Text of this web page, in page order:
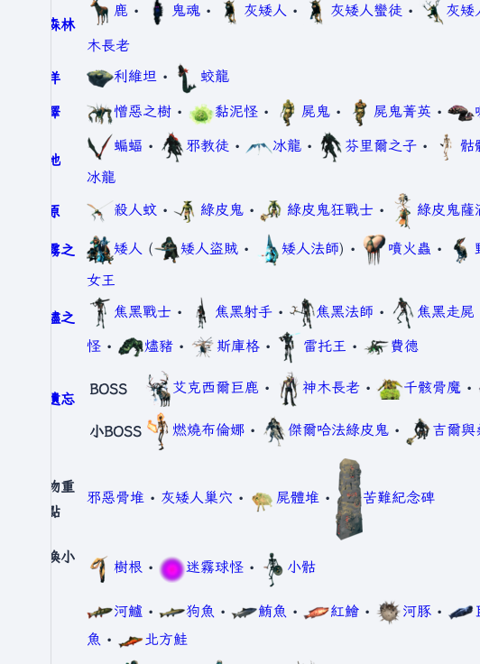
黑森林
鹿 • 鬼魂 • 灰矮人 • 灰矮人蠻徒 • 灰矮
木長老
海洋
利維坦 • 蛟龍
沼澤 憎惡之樹 • 黏泥怪 • 屍鬼 • 屍鬼菁英 •
山地
蝙蝠 • 邪教徒 • 冰龍 • 芬里爾之子 • 骷
冰龍
平原 殺人蚊 • 綠皮鬼 • 綠皮鬼狂戰士 • 綠皮鬼薩
迷霧之
矮人 ( 矮人盜賊 • 矮人法師) • 噴火蟲 •
女王
灰燼之
焦黑戰士 • 焦黑射手 • 焦黑法師 • 焦黑走屍
怪 • 燼豬 • 斯庫格 • 雷托王 • 費德
被遺忘
BOSS 艾克西爾巨鹿 • 神木長老 • 千骸骨魔 •
小BOSS 燃燒布倫娜 • 傑爾哈法綠皮鬼 • 吉爾與
怪物重
生點
邪惡骨堆 • 灰矮人巢穴 • 屍體堆 • 苦難紀念碑
召喚小
樹根 • 迷霧球怪 • 小骷
河鱸 • 狗魚 • 鮪魚 • 紅鱠 • 河豚 •
魚 • 北方鮭